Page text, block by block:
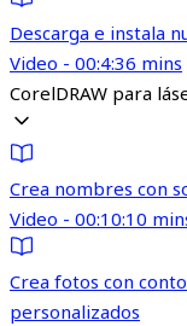
Descarga e instala
Video - 00:4:36 mins
CorelDRAW para
Crea nombres con
Video - 00:10:10
Crea fotos con
personalizados